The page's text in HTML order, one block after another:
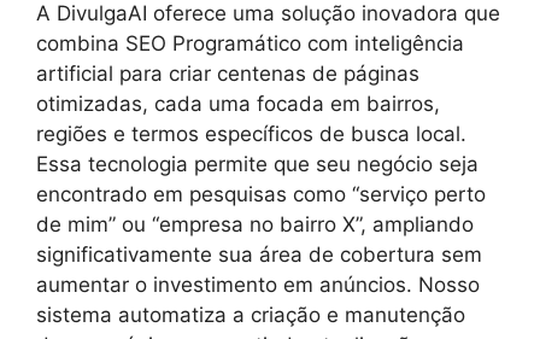
A DivulgaAI oferece uma solução inovadora que
combina SEO Programático com inteligência
artificial para criar centenas de páginas
otimizadas, cada uma focada em bairros,
regiões e termos específicos de busca local.
Essa tecnologia permite que seu negócio seja
encontrado em pesquisas como “serviço perto
de mim” ou “empresa no bairro X”, ampliando
significativamente sua área de cobertura sem
aumentar o investimento em anúncios. Nosso
sistema automatiza a criação e manutenção